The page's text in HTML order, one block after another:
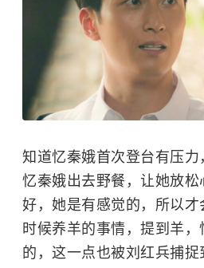
知道忆秦娥首次登台有压
忆秦娥出去野餐，让她放
好，她是有感觉的，所以
时候养羊的事情，提到羊
的，这一点也被刘红兵捕捉